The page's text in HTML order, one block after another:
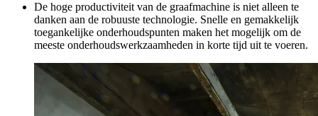
De hoge productiviteit van de graafmachine is niet alleen te
danken aan de robuuste technologie. Snelle en gemakkelijk
toegankelijke onderhoudspunten maken het mogelijk om de
meeste onderhoudswerkzaamheden in korte tijd uit te voeren.